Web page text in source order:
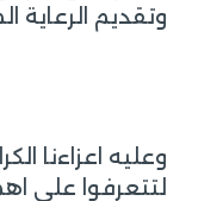
وتقديم الرعاية
وعليه اعزاءنا
لتتعرفوا على